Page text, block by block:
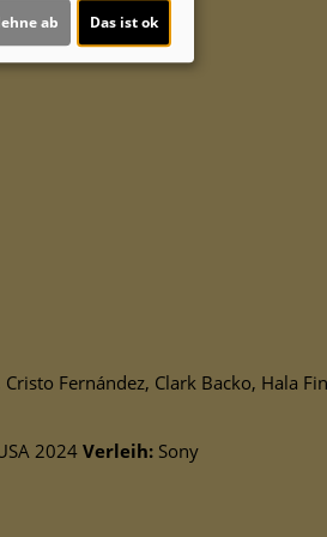
Fernández, Clark Backo, Hala
2024 Verleih: Sony
ab Das ist ok